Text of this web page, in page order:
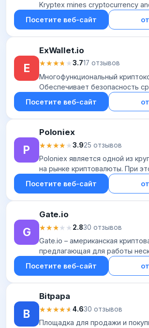
Kryptex mines cryptocurrency
bitcoins or real-world money, be
or any other currency.
Посетите веб-сайт
E
ExWallet.io
★★★★★
★★★★★3.717 отзывов
Многофункциональный
Обеспечивает безопасность
благодаря современному
и многоуровневой системе
Посетите веб-сайт
P
Poloniex
★★★★★
★★★★★3.925 отзывов
Poloniex является одной из
на рынке криптовалюты. При
огромным международным
самой популярной площадкой в
Посетите веб-сайт
G
Gate.io
★★★★★
★★★★★2.830 отзывов
Gate.io – американская
предлагающая для работы
десятков актуальных
происходит по нескольким
Посетите веб-сайт
B
Bitpapa
★★★★★
★★★★★4.630 отзывов
Площадка для продажи и